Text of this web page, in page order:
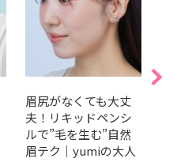
眉尻がなくても大丈
夫！リキッドペンシ
ルで”毛を生む”自然
眉テク｜yumiの大人